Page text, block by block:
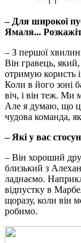
– Для широкої
Ямаля...
– З першої
Він гравець,
отримую користь
Коли в його зоні
віч, і він теж. Ми
Але я думаю, що
чудова команда,
– Які у вас
– Він хороший
близький з
ладнаємо.
відпустку в
щоразу, коли він
робимо.